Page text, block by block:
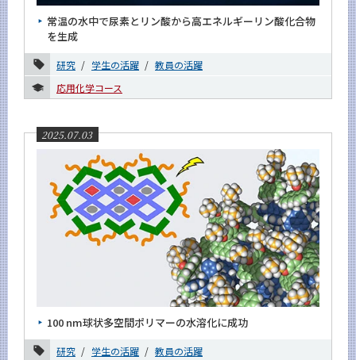
常温の水中で尿素とリン酸から高エネルギーリン酸化合物
を生成
研究 学生の活躍
教員の活躍
応用化学コース
2025.07.03
100 nm球状多空間ポリマーの水溶化に成功
研究 学生の活躍
教員の活躍
News 一覧
カテゴリ別
社会連携
国際交流
学生の活躍
教員の活躍
受賞・表彰
お知らせ
課程別